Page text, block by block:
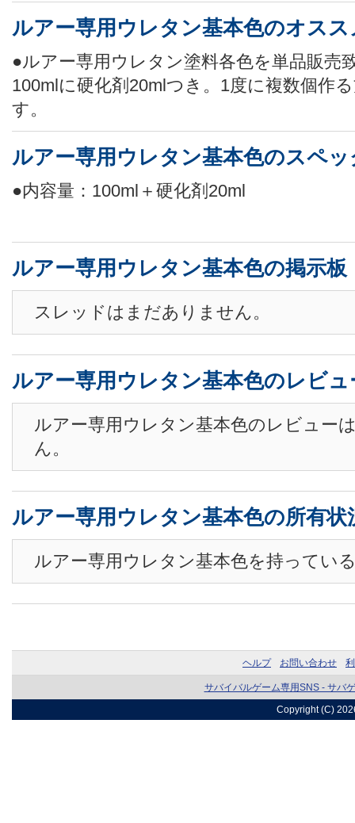
ルアー専用ウレタン基本色のオス
●ルアー専用ウレタン塗料各色を単品販売
100mlに硬化剤20mlつき。1度に複数個作
す。
ルアー専用ウレタン基本色のスペッ
●内容量：100ml＋硬化剤20ml
ルアー専用ウレタン基本色の掲示板
スレッドはまだありません。
ルアー専用ウレタン基本色のレビュ
ルアー専用ウレタン基本色のレビュー
ん。
ルアー専用ウレタン基本色の所有状
ルアー専用ウレタン基本色を持ってい
ヘルプ お問い合わせ
サバイバルゲーム専用SNS - サバ
Copyright (C)